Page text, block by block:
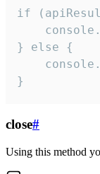
if
} else {
}
close#
Using this method